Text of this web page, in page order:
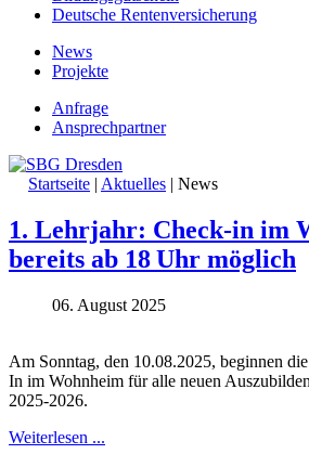
Deutsche Rentenversicherung
News
Projekte
Anfrage
Ansprechpartner
Startseite | Aktuelles | News
1. Lehrjahr: Check-in im
bereits ab 18 Uhr möglich
06. August 2025
Am Sonntag, den 10.08.2025, beginnen
In im Wohnheim für alle neuen
2025-2026.
Weiterlesen ...